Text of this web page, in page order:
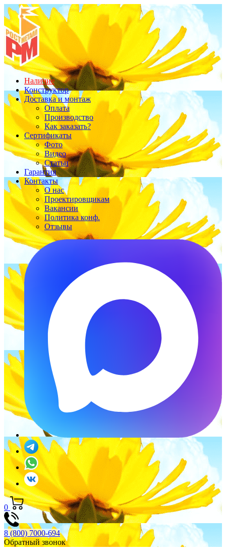
Наличие
Конструктор
Доставка и монтаж
Оплата
Производство
Как заказать?
Сертификаты
Фото
Видео
Статьи
Гарантия
Контакты
О нас
Проектировщикам
Вакансии
Политика конф.
Отзывы
0
8 (800) 7000-694
Обратный звонок